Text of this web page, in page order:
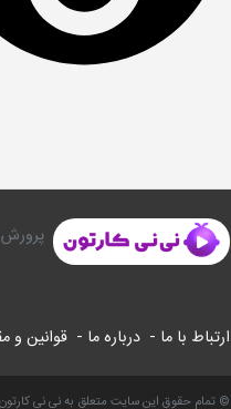
ارتباط با ما - درباره ما - قوانین و
© تمام حقوق این سایت متعلق به نی نی